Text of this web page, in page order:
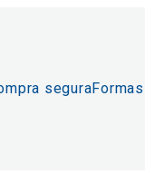
segura